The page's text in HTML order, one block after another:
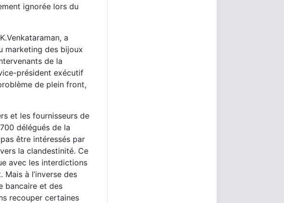
ignorée lors du
a
marketing des bijoux
de la
président exécutif
de plein front,
et les fournisseurs de
délégués de la
être intéressés par
la clandestinité. Ce
avec les interdictions
Mais à l’inverse des
bancaire et des
recouper certaines